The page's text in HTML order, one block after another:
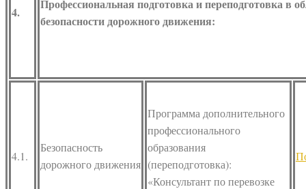
4.
Профессиональная подготовка и переподготовка в
безопасности дорожного движения:
4.1.
Безопасность
дорожного движения
Программа дополнительного
профессионального
образования
(переподготовка):
«Консультант по перевозке